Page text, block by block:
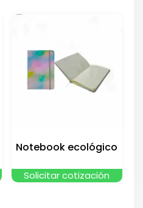
Notebook ecológico
Solicitar cotización